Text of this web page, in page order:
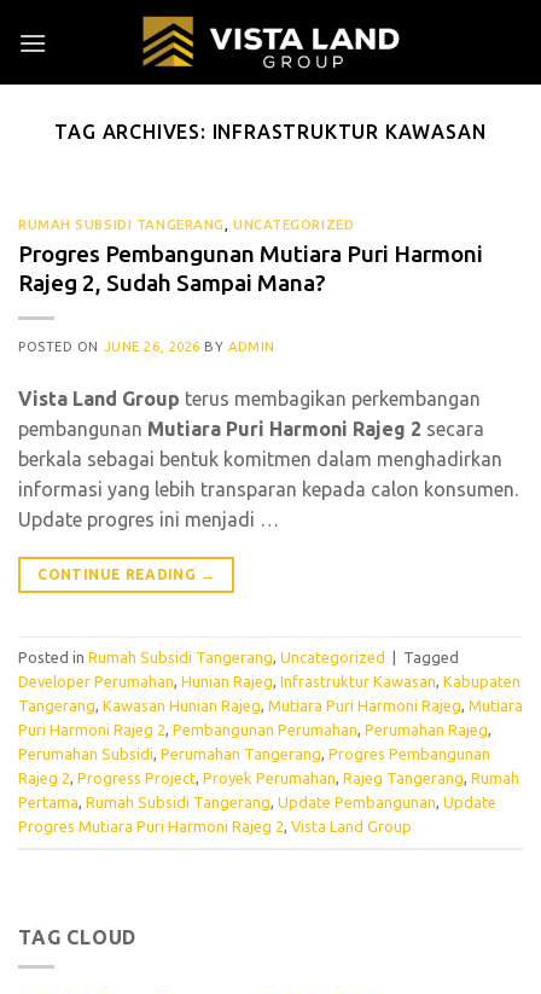
TAG ARCHIVES: INFRASTRUKTUR KAWASAN
RUMAH SUBSIDI TANGERANG ,UNCATEGORIZED
Progres Pembangunan Mutiara Puri Harmoni
Rajeg 2, Sudah Sampai Mana?
POSTED ON JUNE 26, 2026 BYADMIN
Vista Land Group terus membagikan perkembangan
pembangunan Mutiara Puri Harmoni Rajeg 2 secara
berkala sebagai bentuk komitmen dalam menghadirkan
informasi yang lebih transparan kepada calon konsumen.
Update progres ini menjadi …
CONTINUE READING →
Posted in Rumah Subsidi Tangerang, Uncategorized
Tagged
Developer Perumahan, Hunian Rajeg, Infrastruktur Kawasan, Kabupaten
Tangerang, Kawasan Hunian Rajeg, Mutiara Puri Harmoni Rajeg, Mutiara
Puri Harmoni Rajeg 2, Pembangunan Perumahan, Perumahan Rajeg,
Perumahan Subsidi, Perumahan Tangerang, Progres Pembangunan
Rajeg 2, Progress Project, Proyek Perumahan, Rajeg Tangerang, Rumah
Pertama, Rumah Subsidi Tangerang, Update Pembangunan, Update
Progres Mutiara Puri Harmoni Rajeg 2, Vista Land Group
TAG CLOUD